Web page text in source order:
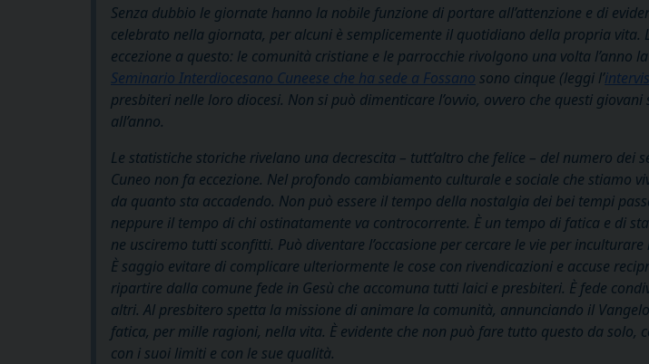
Senza dubbio le giornate hanno la nobile funzione di portare all’attenzione e di
celebrato nella giornata, per alcuni è semplicemente il quotidiano della propria
eccezione a questo: le comunità cristiane e le parrocchie rivolgono una volta
Seminario Interdiocesano Cuneese che ha sede a Fossano sono cinque (leggi l’
presbiteri nelle loro diocesi. Non si può dimenticare l’ovvio, ovvero che questi
all’anno.
Le statistiche storiche rivelano una decrescita – tutt’altro che felice – del numero
Cuneo non fa eccezione. Nel profondo cambiamento culturale e sociale che stiamo
da quanto sta accadendo. Non può essere il tempo della nostalgia dei bei tempi
neppure il tempo di chi ostinatamente va controcorrente. È un tempo di fatica e di
ne usciremo tutti sconfitti. Può diventare l’occasione per cercare le vie per
È saggio evitare di complicare ulteriormente le cose con rivendicazioni e accuse
ripartire dalla comune fede in Gesù che accomuna tutti laici e presbiteri. È fede
altri. Al presbitero spetta la missione di animare la comunità, annunciando il
fatica, per mille ragioni, nella vita. È evidente che non può fare tutto questo da
con i suoi limiti e con le sue qualità.